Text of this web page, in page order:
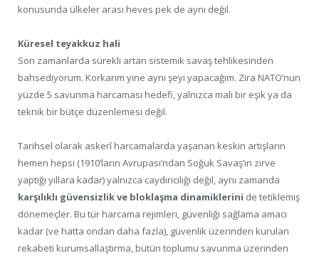
konusunda ülkeler arası heves pek de aynı değil.
Küresel teyakkuz hali
Son zamanlarda sürekli artan sistemik savaş tehlikesinden
bahsediyorum. Korkarım yine aynı şeyi yapacağım. Zira NATO’nun
yüzde 5 savunma harcaması hedefi, yalnızca mali bir eşik ya da
teknik bir bütçe düzenlemesi değil.
Tarihsel olarak askerî harcamalarda yaşanan keskin artışların
hemen hepsi (1910’ların Avrupası’ndan Soğuk Savaş’ın zirve
yaptığı yıllara kadar) yalnızca caydırıcılığı değil, aynı zamanda
karşılıklı güvensizlik ve bloklaşma dinamiklerini de tetiklemiş
dönemeçler. Bu tür harcama rejimleri, güvenliği sağlama amacı
kadar (ve hatta ondan daha fazla), güvenlik üzerinden kurulan
rekabeti kurumsallaştırma, bütün toplumu savunma üzerinden